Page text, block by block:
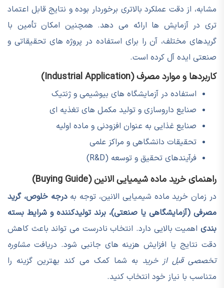
مشابه، از دقت عملکرد بالاتری برخوردار بوده و نتایج قابل اعتماد
تری در آزمایش ها ارائه می دهد. همچنین امکان تأمین با
گریدهای مختلف، آن را برای استفاده در پروژه های تحقیقاتی و
صنعتی ایده آل کرده است.
کاربردها و موارد مصرف (Industrial Application)
استفاده در آزمایشگاه های بیوشیمی و ژنتیک
صنایع داروسازی و تولید مکمل های تغذیه ای
صنایع غذایی به عنوان افزودنی و ماده اولیه
تحقیقات دانشگاهی و مراکز علمی
فرآیندهای تحقیق و توسعه (R&D)
راهنمای خرید ماده شیمیایی الانین (Buying Guide)
در زمان خرید ماده شیمیایی الانین، توجه بهدرجه خلوص، گرید
مصرفی (آزمایشگاهی یا صنعتی)، برند تولیدکننده و شرایط بسته
بندی اهمیت بالایی دارد. انتخاب نادرست می تواند باعث کاهش
دقت نتایج یا افزایش هزینه های جانبی شود. دریافت مشاوره
تخصصی قبل از خرید به شما کمک می کند بهترین گزینه را
متناسب با نیاز خود انتخاب کنید.